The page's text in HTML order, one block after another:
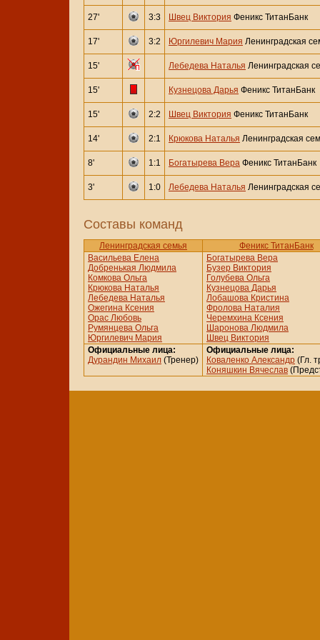
27' 3:3 Швец Виктория Феникс ТитанБанк
17' 3:2 Юргилевич Мария Ленинградская
15' Лебедева Наталья Ленинградская
15' Кузнецова Дарья Феникс ТитанБанк
15' 2:2 Швец Виктория Феникс ТитанБанк
14' 2:1 Крюкова Наталья Ленинградская
8' 1:1 Богатырева Вера Феникс ТитанБанк
3' 1:0 Лебедева Наталья Ленинградская
Составы команд
Ленинградская семья
Феникс ТитанБанк
Васильева Елена
Добренькая Людмила
Комкова Ольга
Крюкова Наталья
Лебедева Наталья
Ожегина Ксения
Орас Любовь
Румянцева Ольга
Юргилевич Мария
Богатырева Вера
Бузер Виктория
Голубева Ольга
Кузнецова Дарья
Лобашова Кристина
Фролова Наталия
Черемхина Ксения
Шаронова Людмила
Швец Виктория
Официальные лица:
Дурандин Михаил (Тренер)
Официальные лица:
Коваленко Александр (Гл.
Коняшкин Вячеслав